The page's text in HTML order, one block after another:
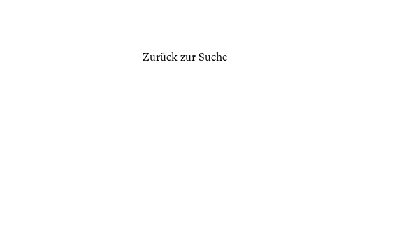
Zurück zur Suche